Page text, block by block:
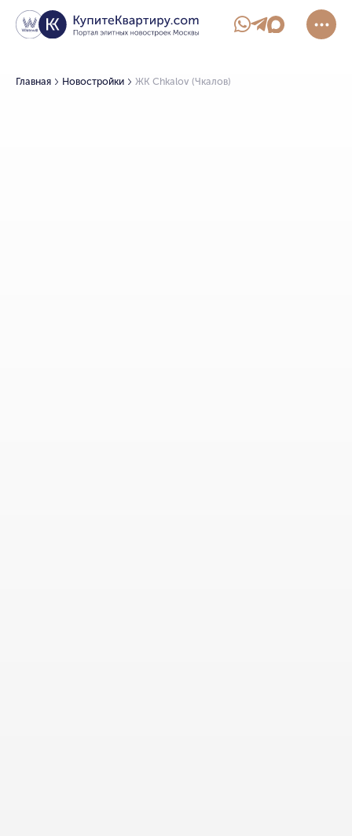
Главная Новостройки ЖК Chkalov (Чкалов)